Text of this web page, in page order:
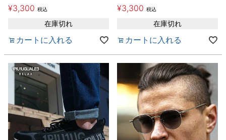
¥3,300 税込
在庫切れ
カートに入れる
¥3,300 税込
在庫切れ
カートに入れる